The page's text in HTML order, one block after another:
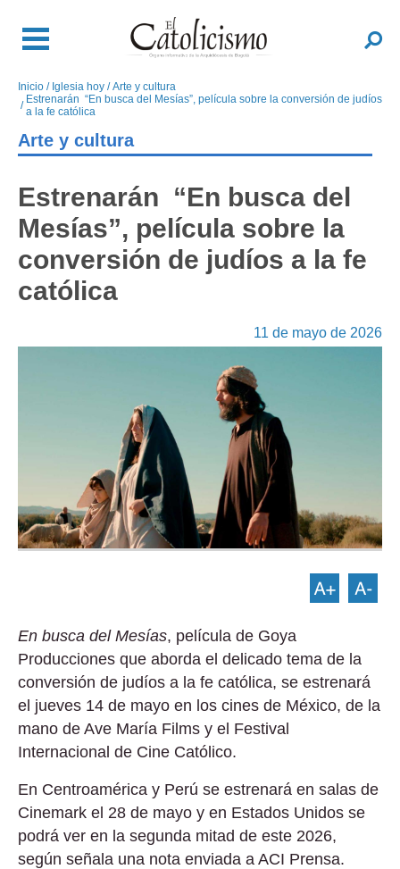
contenido
Buscar
Sobrescribir
enlaces
de
ayuda
la
navegación
Inicio Iglesia hoy
Arte y cultura
Estrenarán “En busca del Mesías”, película sobre la conversión de judíos
a la fe católica
Arte y cultura
Estrenarán “En busca del
Mesías”, película sobre la
conversión de judíos a la fe
católica
11 de mayo de 2026
En busca del Mesías, película de Goya
Producciones que aborda el delicado tema de la
conversión de judíos a la fe católica, se estrenará
el jueves 14 de mayo en los cines de México, de la
mano de Ave María Films y el Festival
Internacional de Cine Católico.
En Centroamérica y Perú se estrenará en salas de
Cinemark el 28 de mayo y en Estados Unidos se
podrá ver en la segunda mitad de este 2026,
según señala una nota enviada a ACI Prensa.